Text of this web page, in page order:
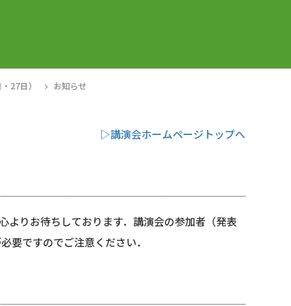
27日） お知らせ
▷講演会ホームページトップへ
よりお待ちしております．講演会の参加者（発表
要ですのでご注意ください．